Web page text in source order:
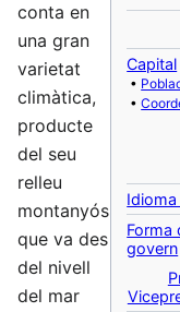
Capital
•
•
Forma
govern
conta en
una gran
varietat
climàtica,
producte
del seu
relleu
montanyós
que va des
del nivell
del mar